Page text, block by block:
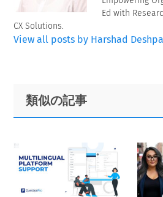
Ed with
CX Solutions.
View all posts by Harshad
Primary
Sidebar
Footer
類似の記事